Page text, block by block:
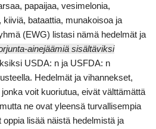
papaijaa, vesimelonia,
kiiviä, bataattia, munakoisoa ja
(EWG) listasi nämä hedelmät ja
ainejäämiä sisältäviksi
USDA: n ja USFDA: n
Hedelmät ja vihannekset,
voit kuoriutua, eivät välttämättä
ne ovat yleensä turvallisempia
oppia lisää näistä hedelmistä ja